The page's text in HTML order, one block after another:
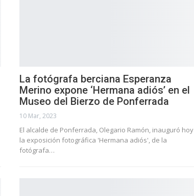
La fotógrafa berciana Esperanza
Merino expone ‘Hermana adiós’ en el
Museo del Bierzo de Ponferrada
10 Mar, 2023
El alcalde de Ponferrada, Olegario Ramón, inauguró hoy
la exposición fotográfica 'Hermana adiós', de la
fotógrafa…